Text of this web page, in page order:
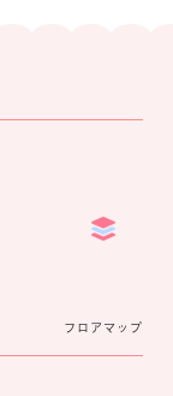
フロアマップ